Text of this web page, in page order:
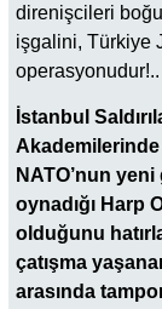
direnişcileri
işgalini, Türkiye
operasyonudur!..
İstanbul
Akademilerinde
NATO’nun
oynadığı Harp
olduğunu
çatışma
arasında